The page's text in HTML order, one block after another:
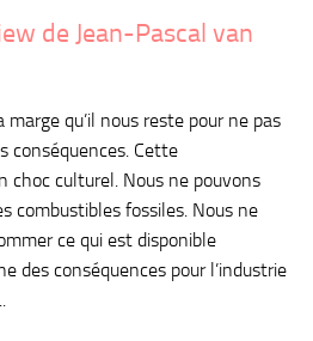
de Jean-Pascal van
marge qu’il nous reste pour ne pas
conséquences. Cette
choc culturel. Nous ne pouvons
combustibles fossiles. Nous ne
ce qui est disponible
des conséquences pour l’industrie